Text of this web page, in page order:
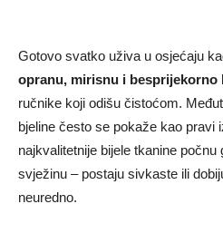
Gotovo svatko uživa u osjećaju
opranu, mirisnu i besprijekorno
ručnike koji odišu čistoćom.
bjeline često se pokaže kao pravi
najkvalitetnije bijele tkanine počnu
svježinu – postaju sivkaste ili
neuredno.